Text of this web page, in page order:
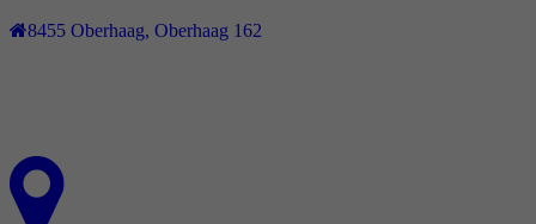
8455 Oberhaag, Oberhaag 162